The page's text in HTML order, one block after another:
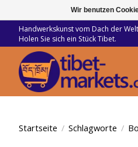
Handwerkskunst vom Dach der
Holen Sie sich ein Stück Tibet.
Startseite / Schlagworte /
Wir benutzen